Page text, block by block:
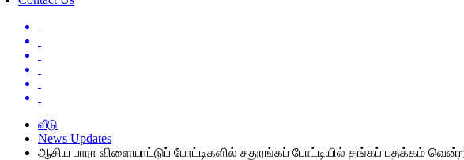
வீடு
News Updates
ஆசிய பாரா விளையாட்டுப் போட்டிகளில் சதுரங்கப் போட்டியில் தங்கப் பதக்கம்